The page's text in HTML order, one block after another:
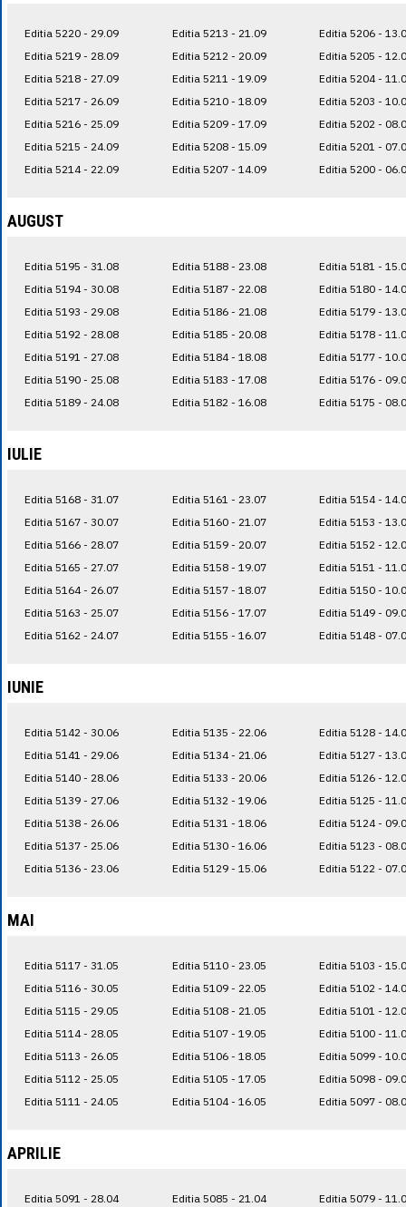
Editia 5220 - 29.09
Editia 5219 - 28.09
Editia 5218 - 27.09
Editia 5217 - 26.09
Editia 5216 - 25.09
Editia 5215 - 24.09
Editia 5214 - 22.09
Editia 5213 - 21.09
Editia 5212 - 20.09
Editia 5211 - 19.09
Editia 5210 - 18.09
Editia 5209 - 17.09
Editia 5208 - 15.09
Editia 5207 - 14.09
Editia 5206 -
Editia 5205 -
Editia 5204 -
Editia 5203 -
Editia 5202 -
Editia 5201 -
Editia 5200 -
AUGUST
Editia 5195 - 31.08
Editia 5194 - 30.08
Editia 5193 - 29.08
Editia 5192 - 28.08
Editia 5191 - 27.08
Editia 5190 - 25.08
Editia 5189 - 24.08
Editia 5188 - 23.08
Editia 5187 - 22.08
Editia 5186 - 21.08
Editia 5185 - 20.08
Editia 5184 - 18.08
Editia 5183 - 17.08
Editia 5182 - 16.08
Editia 5181 -
Editia 5180 -
Editia 5179 -
Editia 5178 -
Editia 5177 -
Editia 5176 -
Editia 5175 -
IULIE
Editia 5168 - 31.07
Editia 5167 - 30.07
Editia 5166 - 28.07
Editia 5165 - 27.07
Editia 5164 - 26.07
Editia 5163 - 25.07
Editia 5162 - 24.07
Editia 5161 - 23.07
Editia 5160 - 21.07
Editia 5159 - 20.07
Editia 5158 - 19.07
Editia 5157 - 18.07
Editia 5156 - 17.07
Editia 5155 - 16.07
Editia 5154 -
Editia 5153 -
Editia 5152 -
Editia 5151 -
Editia 5150 -
Editia 5149 -
Editia 5148 -
IUNIE
Editia 5142 - 30.06
Editia 5141 - 29.06
Editia 5140 - 28.06
Editia 5139 - 27.06
Editia 5138 - 26.06
Editia 5137 - 25.06
Editia 5136 - 23.06
Editia 5135 - 22.06
Editia 5134 - 21.06
Editia 5133 - 20.06
Editia 5132 - 19.06
Editia 5131 - 18.06
Editia 5130 - 16.06
Editia 5129 - 15.06
Editia 5128 -
Editia 5127 -
Editia 5126 -
Editia 5125 -
Editia 5124 -
Editia 5123 -
Editia 5122 -
MAI
Editia 5117 - 31.05
Editia 5116 - 30.05
Editia 5115 - 29.05
Editia 5114 - 28.05
Editia 5113 - 26.05
Editia 5112 - 25.05
Editia 5111 - 24.05
Editia 5110 - 23.05
Editia 5109 - 22.05
Editia 5108 - 21.05
Editia 5107 - 19.05
Editia 5106 - 18.05
Editia 5105 - 17.05
Editia 5104 - 16.05
Editia 5103 -
Editia 5102 -
Editia 5101 -
Editia 5100 -
Editia 5099 -
Editia 5098 -
Editia 5097 -
APRILIE
Editia 5091 - 28.04 Editia 5085 - 21.04 Editia 5079 -